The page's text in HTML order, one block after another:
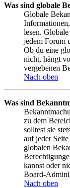
Was sind globale
Globale
lesen.
jedem Forum
Ob du eine
nicht, hängt
vergebenen
Nach oben
Was sind
zu dem
solltest sie
auf jeder
globalen
kannst oder
Board-
Nach oben